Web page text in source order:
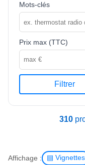
Mots-clés
Prix max (TTC)
Filtrer
310
Affichage : ▤ Vignettes